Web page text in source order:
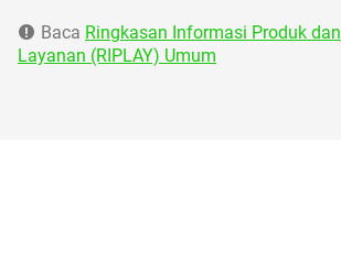
Baca Ringkasan Informasi Produk dan
Layanan (RIPLAY) Umum